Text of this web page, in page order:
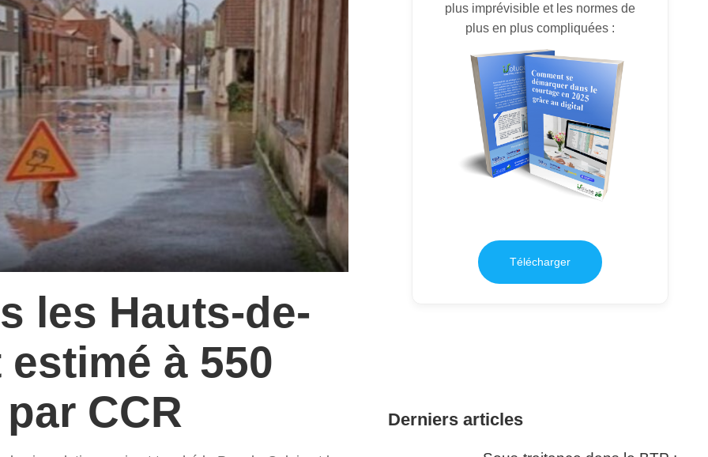
les Hauts-de-
à 550
CCR
plus imprévisible et les normes de
plus en plus compliquées :
Télécharger
Derniers articles